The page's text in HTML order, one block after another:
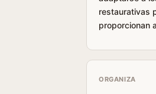
restaurativas
proporcionan
ORGANIZA